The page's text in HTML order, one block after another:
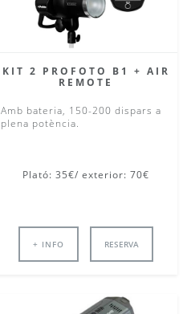
KIT 2 PROFOTO B1 + AIR
REMOTE
Amb bateria, 150-200 dispars a
plena potència.
Plató: 35€/ exterior: 70€
+ INFO RESERVA